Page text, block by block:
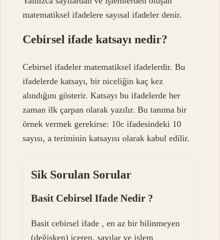
matematiksel ifadelere sayısal ifadeler denir.
Cebirsel ifade katsayı nedir?
Cebirsel ifadeler matematiksel ifadelerdir. Bu
ifadelerde katsayı, bir niceliğin kaç kez
alındığını gösterir. Katsayı bu ifadelerde her
zaman ilk çarpan olarak yazılır. Bu tanıma bir
örnek vermek gerekirse: 10c ifadesindeki 10
sayısı, a teriminin katsayısı olarak kabul edilir.
Sik Sorulan Sorular
Basit Cebirsel Ifade Nedir ?
Basit cebirsel ifade , en az bir bilinmeyen
(değişken) içeren, sayılar ve işlem